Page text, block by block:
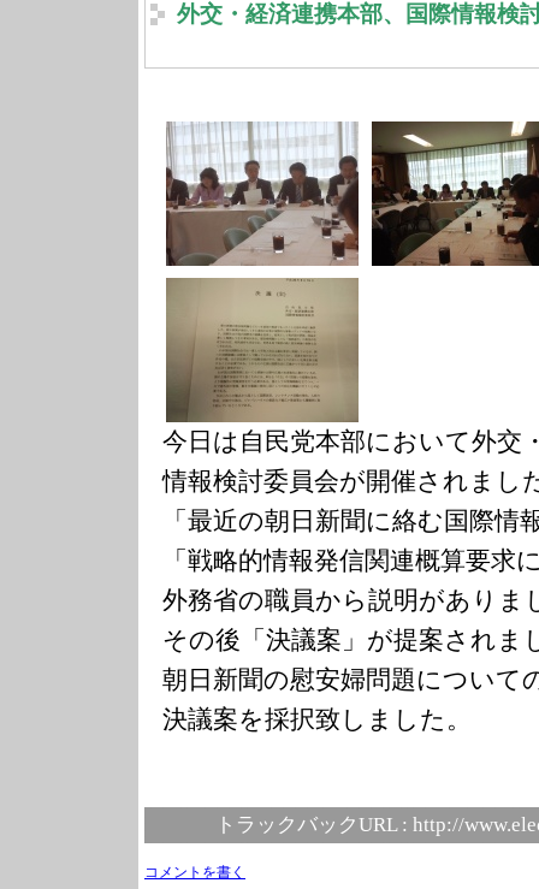
外交・経済連携本部、国際情報検
今日は自民党本部において外交
情報検討委員会が開催されまし
「最近の朝日新聞に絡む国際情
「戦略的情報発信関連概算要求
外務省の職員から説明がありま
その後「決議案」が提案されま
朝日新聞の慰安婦問題について
決議案を採択致しました。
トラックバックURL : http://
コメントを書く